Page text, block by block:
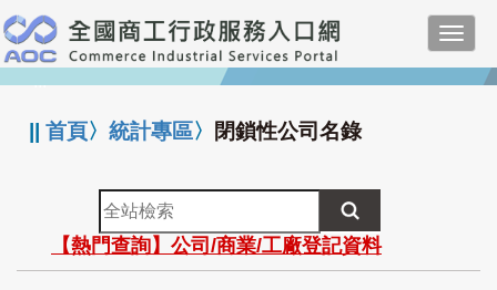
跳
到
主
要
:::
||首頁〉統計專區〉 閉鎖性公司名錄
全
站
檢
索
【熱門查詢】公司/商業/工廠登記資料